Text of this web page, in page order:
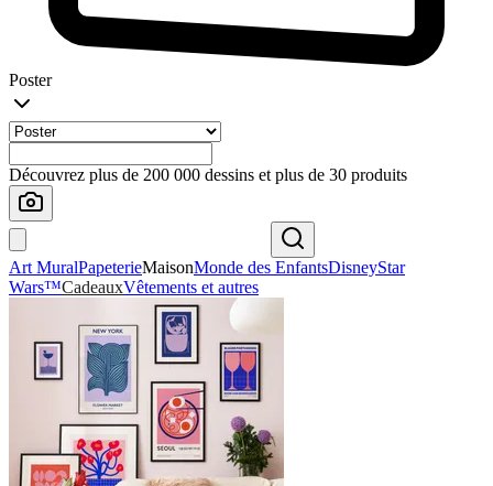
Poster
Découvrez plus de 200 000 dessins et plus de 30 produits
Art MuralPapeterieMaisonMonde des EnfantsDisneyStar
Wars™CadeauxVêtements et autres